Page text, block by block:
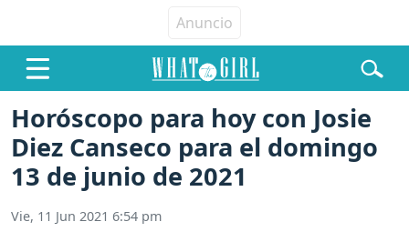
Horóscopo para hoy con Josie
Diez Canseco para el domingo
13 de junio de 2021
Vie, 11 Jun 2021 6:54 pm